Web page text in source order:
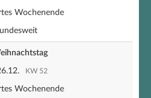
Wochenende
KW 52
Wochenende